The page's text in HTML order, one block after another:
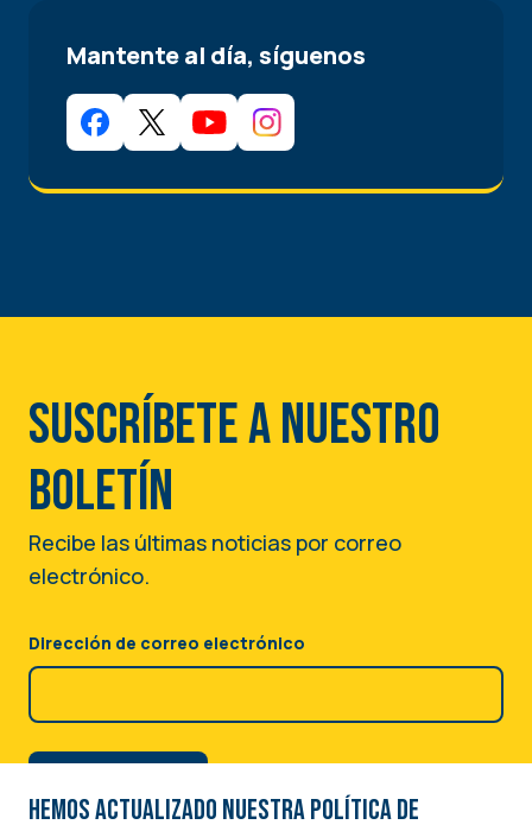
Mantente al día, síguenos
Suscríbete a nuestro
boletín
Recibe las últimas noticias por correo
electrónico.
Dirección de correo electrónico
Hemos actualizado nuestra Política de